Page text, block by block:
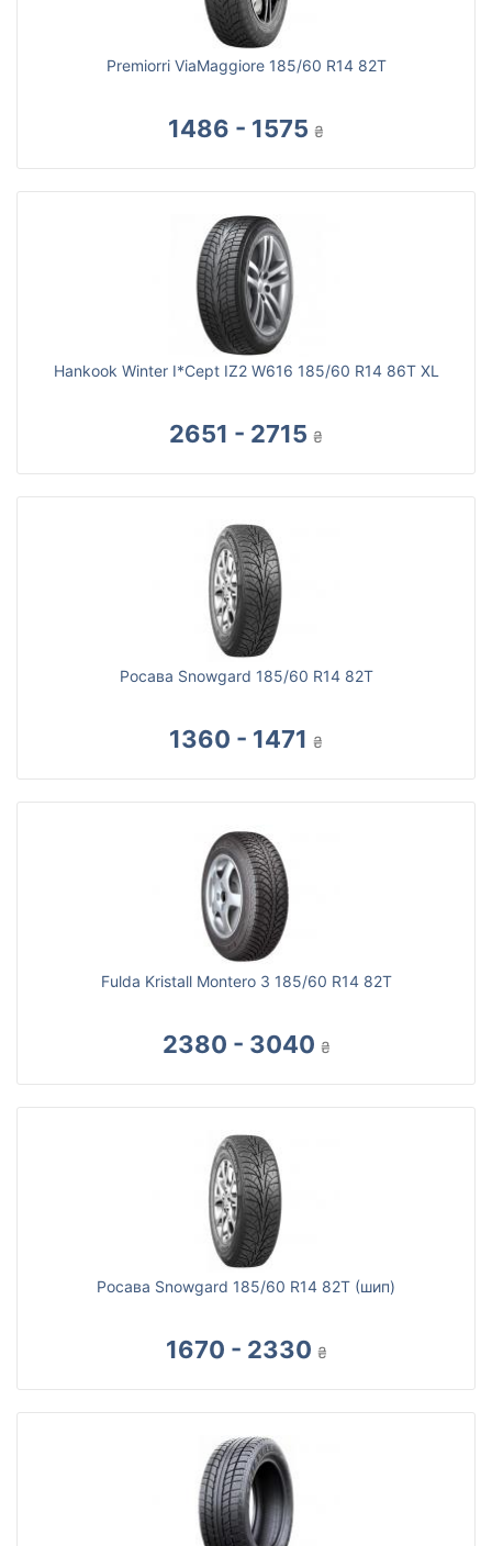
Premiorri ViaMaggiore 185/60 R14 82T
1486 - 1575 ₴
Hankook Winter I*Cept IZ2 W616 185/60 R14 86T XL
2651 - 2715 ₴
Росава Snowgard 185/60 R14 82T
1360 - 1471 ₴
Fulda Kristall Montero 3 185/60 R14 82T
2380 - 3040 ₴
Росава Snowgard 185/60 R14 82T (шип)
1670 - 2330 ₴